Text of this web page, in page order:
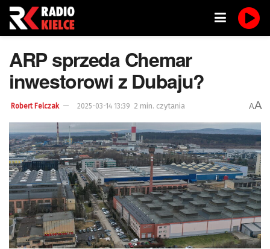
ARP sprzeda Chemar
inwestorowi z Dubaju?
Robert Felczak 2025-03-14 13:39 2 min. czytania AA